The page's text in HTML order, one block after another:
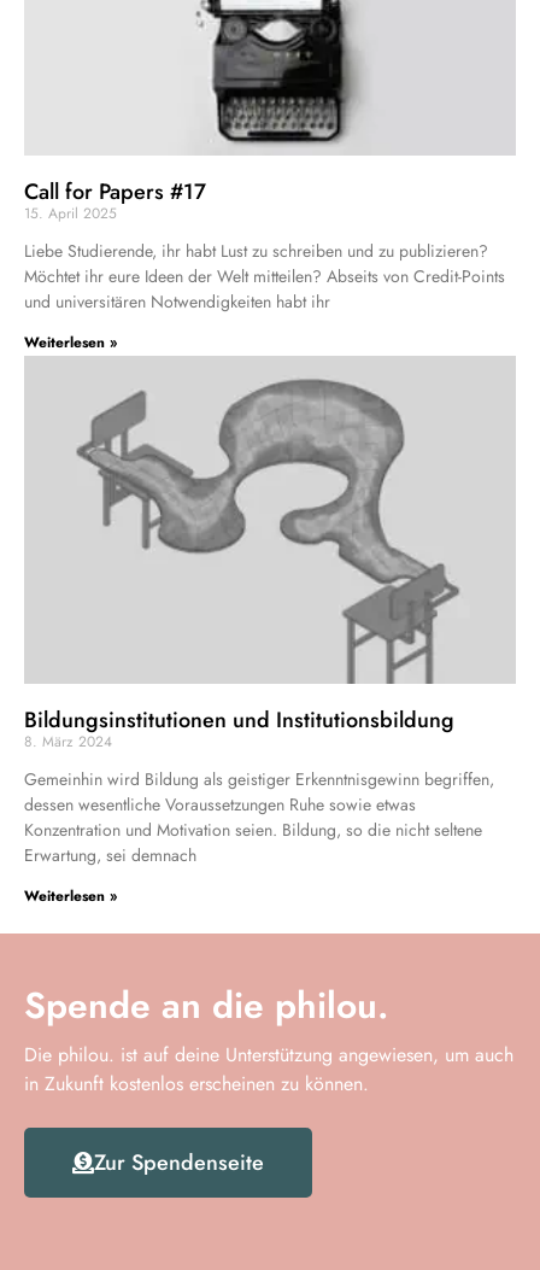
Call for Papers #17
15. April 2025
Liebe Studierende, ihr habt Lust zu schreiben und zu publizieren?
Möchtet ihr eure Ideen der Welt mitteilen? Abseits von Credit-Points
und universitären Notwendigkeiten habt ihr
Weiterlesen »
Bildungsinstitutionen und Institutionsbildung
8. März 2024
Gemeinhin wird Bildung als geistiger Erkenntnisgewinn begriffen,
dessen wesentliche Voraussetzungen Ruhe sowie etwas
Konzentration und Motivation seien. Bildung, so die nicht seltene
Erwartung, sei demnach
Weiterlesen »
Spende an die philou.
Die philou. ist auf deine Unterstützung angewiesen, um auch
in Zukunft kostenlos erscheinen zu können.
Zur Spendenseite